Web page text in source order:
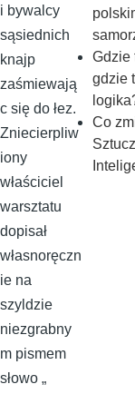
i bywalcy
sąsiednich
knajp
zaśmiewają
c się do łez.
Zniecierpliw
iony
właściciel
warsztatu
dopisał
własnoręczn
ie na
szyldzie
niezgrabny
m pismem
słowo „
Gdzie
gdzie
Co